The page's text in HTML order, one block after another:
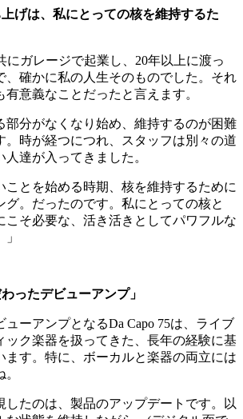
げは、私にとっての核を維持するた
にガレージで起業し、20年以上に渡っ
、確かに私の人生そのものでした。それ
意義なことだったと言えます。
部分がなくなり始め、維持するのが困難
。時が経つにつれ、スタッフは別々の道
達が入ってきました。
ことを始める時期、核を維持するために
グ。だったのです。私にとっての核と
こそ必要な、活き活きとしてパワフルな
ったデビューアンプ」
ューアンプとなるDa Capo 75は、ライブ
ック楽器を扱ってきた、長年の経験に基
ます。特に、ボーカルと楽器の両立には
したのは、製品のアップデートです。以